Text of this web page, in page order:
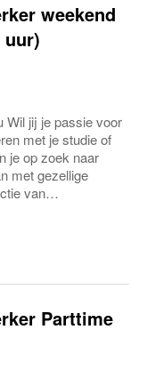
weekend
uur)
Wil jij je passie voor
met je studie of
je op zoek naar
met gezellige
van
bij C&A kom je
Parttime